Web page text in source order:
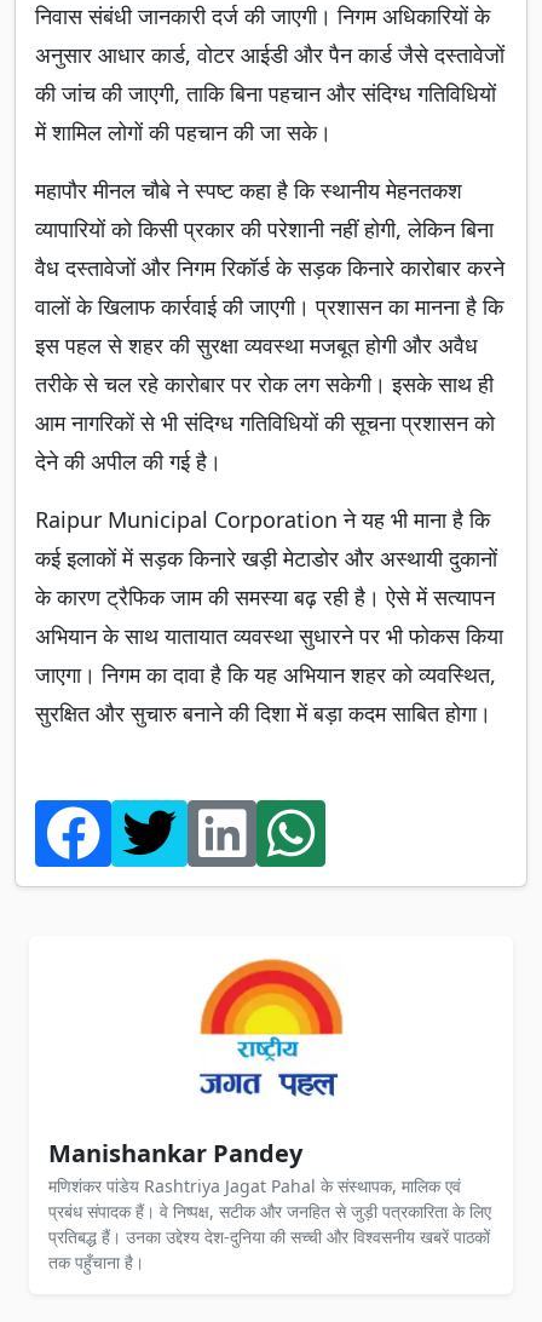
निवास संबंधी जानकारी दर्ज की जाएगी। निगम अधिकारियों के
अनुसार आधार कार्ड, वोटर आईडी और पैन कार्ड जैसे दस्तावेजों
की जांच की जाएगी, ताकि बिना पहचान और संदिग्ध गतिविधियों
में शामिल लोगों की पहचान की जा सके।
महापौर मीनल चौबे ने स्पष्ट कहा है कि स्थानीय मेहनतकश
व्यापारियों को किसी प्रकार की परेशानी नहीं होगी, लेकिन बिना
वैध दस्तावेजों और निगम रिकॉर्ड के सड़क किनारे कारोबार करने
वालों के खिलाफ कार्रवाई की जाएगी। प्रशासन का मानना है कि
इस पहल से शहर की सुरक्षा व्यवस्था मजबूत होगी और अवैध
तरीके से चल रहे कारोबार पर रोक लग सकेगी। इसके साथ ही
आम नागरिकों से भी संदिग्ध गतिविधियों की सूचना प्रशासन को
देने की अपील की गई है।
Raipur Municipal Corporation ने यह भी माना है कि
कई इलाकों में सड़क किनारे खड़ी मेटाडोर और अस्थायी दुकानों
के कारण ट्रैफिक जाम की समस्या बढ़ रही है। ऐसे में सत्यापन
अभियान के साथ यातायात व्यवस्था सुधारने पर भी फोकस किया
जाएगा। निगम का दावा है कि यह अभियान शहर को व्यवस्थित,
सुरक्षित और सुचारु बनाने की दिशा में बड़ा कदम साबित होगा।
Manishankar Pandey
मणिशंकर पांडेय Rashtriya Jagat Pahal के संस्थापक, मालिक एवं
प्रबंध संपादक हैं। वे निष्पक्ष, सटीक और जनहित से जुड़ी पत्रकारिता के लिए
प्रतिबद्ध हैं। उनका उद्देश्य देश-दुनिया की सच्ची और विश्वसनीय खबरें पाठकों
तक पहुँचाना है।